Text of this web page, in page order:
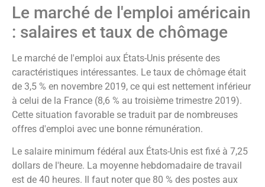
Le marché de l'emploi américain
: salaires et taux de chômage
Le marché de l'emploi aux États-Unis présente des
caractéristiques intéressantes. Le taux de chômage était
de 3,5 % en novembre 2019, ce qui est nettement inférieur
à celui de la France (8,6 % au troisième trimestre 2019).
Cette situation favorable se traduit par de nombreuses
offres d'emploi avec une bonne rémunération.
Le salaire minimum fédéral aux États-Unis est fixé à 7,25
dollars de l'heure. La moyenne hebdomadaire de travail
est de 40 heures. Il faut noter que 80 % des postes aux